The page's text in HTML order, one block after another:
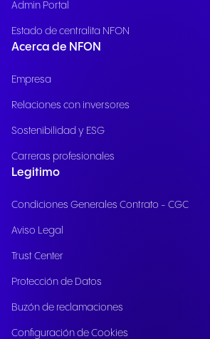
Admin Portal
Estado de centralita NFON
Acerca de NFON
Empresa
Relaciones con inversores
Sostenibilidad y ESG
Carreras profesionales
Legitimo
Condiciones Generales Contrato - CGC
Aviso Legal
Trust Center
Protección de Datos
Buzón de reclamaciones
Configuración de Cookies